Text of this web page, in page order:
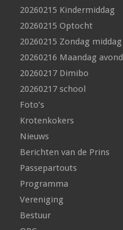
20260215 Kindermiddag
20260215 Optocht
20260215 Zondag middag
20260216 Maandag avond
20260217 Dimibo
20260217 school
Foto’s
Krotenkokers
Nieuws
Berichten van de Prins
Passepartouts
Programma
Vereniging
Bestuur